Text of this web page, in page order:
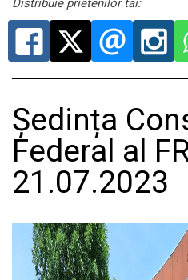
Ședința
Federal al
21.07.2023